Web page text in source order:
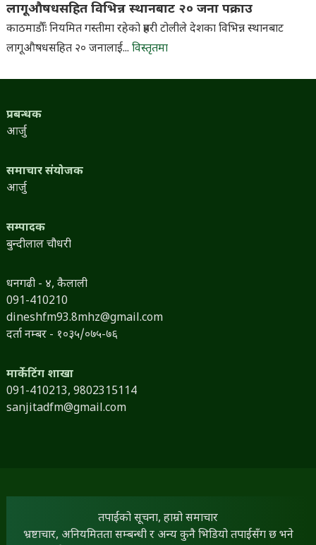
लागूऔषधसहित विभिन्न स्थानबाट २० जना पक्राउ
काठमाडौँः नियमित गस्तीमा रहेको प्रहरी टोलीले देशका विभिन्न स्थानबाट
लागूऔषधसहित २० जनालाई... विस्तृतमा
प्रबन्धक
आर्जु
समाचार संयोजक
आर्जु
सम्पादक
बुन्दीलाल चौधरी
धनगढी - ४, कैलाली
091-410210
dineshfm93.8mhz@gmail.com
दर्ता नम्बर - १०३५/०७५-७६
मार्केटिंग शाखा
091-410213, 9802315114
sanjitadfm@gmail.com
तपाईंको सूचना, हाम्रो समाचार
भ्रष्टाचार, अनियमितता सम्बन्धी र अन्य कुनै भिडियो तपाईंसँग छ भने